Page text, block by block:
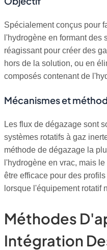
Spécialement conçus pour
l'hydrogène en formant des
réagissant pour créer des
hors de la solution, ou en
composés contenant de
Mécanismes et
Les flux de dégazage sont
systèmes rotatifs à gaz
méthode de dégazage la
l'hydrogène en vrac, mais
être efficace pour des
lorsque l'équipement rotatif
Méthodes
Intégration